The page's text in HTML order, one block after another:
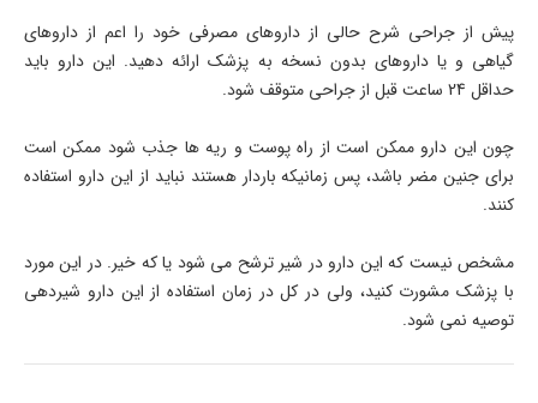
پیش از جراحی شرح حالی از داروهای مصرفی خود را اعم از داروهای
گیاهی و یا داروهای بدون نسخه به پزشک ارائه دهید. این دارو باید
حداقل 24 ساعت قبل از جراحی متوقف شود.
چون این دارو ممکن است از راه پوست و ریه ها جذب شود ممکن است
برای جنین مضر باشد، پس زمانیکه باردار هستند نباید از این دارو استفاده
کنند.
مشخص نیست که این دارو در شیر ترشح می شود یا که خیر. در این مورد
با پزشک مشورت کنید، ولی در کل در زمان استفاده از این دارو شیردهی
توصیه نمی شود.